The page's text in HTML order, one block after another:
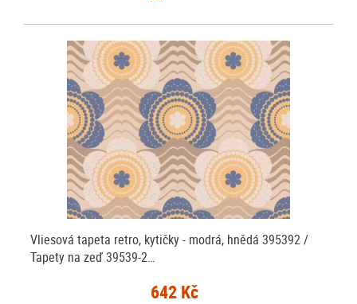
Vliesová tapeta retro, kytičky - modrá, hnědá 395392 /
Tapety na zeď 39539-2…
642 Kč